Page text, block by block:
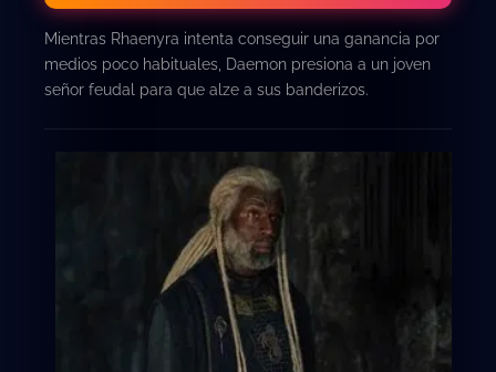
Mientras Rhaenyra intenta conseguir una ganancia por
medios poco habituales, Daemon presiona a un joven
señor feudal para que alze a sus banderizos.